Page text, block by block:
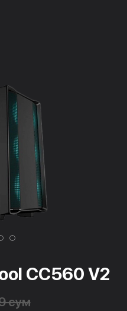
CC560 V2
сум